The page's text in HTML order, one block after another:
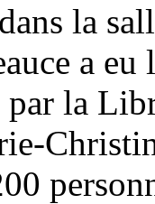
la
a
par la